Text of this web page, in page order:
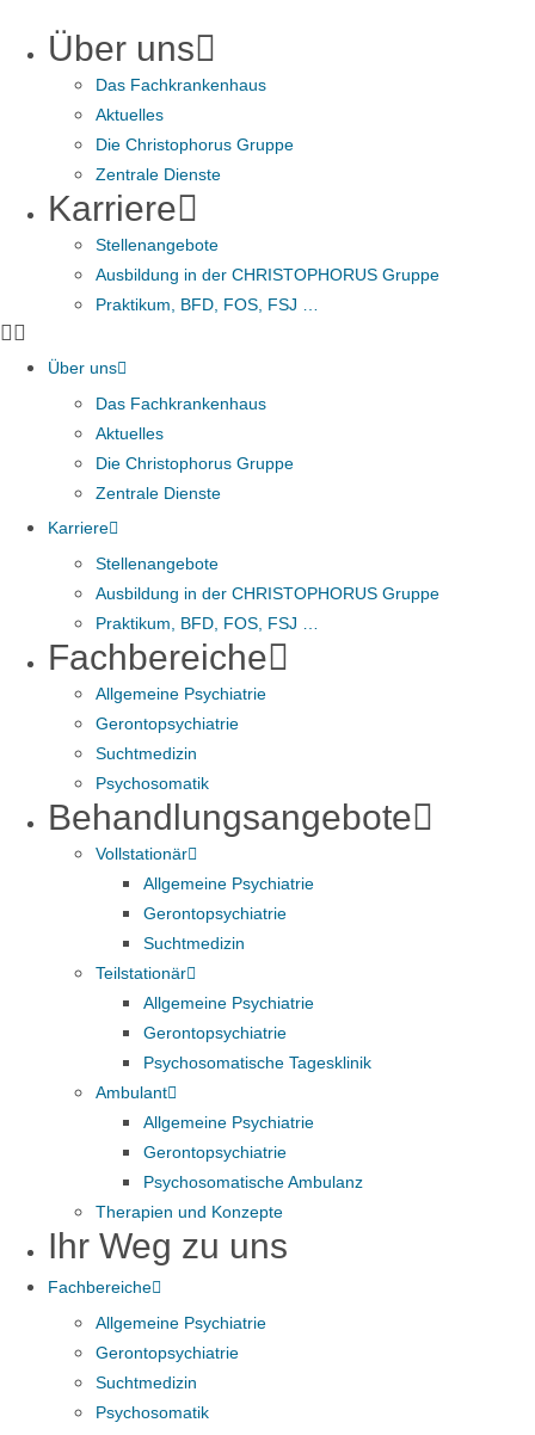
InhaltÜber uns
Das Fachkrankenhaus
Aktuelles
Die Christophorus Gruppe
Zentrale Dienste
Karriere
Stellenangebote
Ausbildung in der CHRISTOPHORUS Gruppe
Praktikum, BFD, FOS, FSJ …
Über uns
Das Fachkrankenhaus
Aktuelles
Die Christophorus Gruppe
Zentrale Dienste
Karriere
Stellenangebote
Ausbildung in der CHRISTOPHORUS Gruppe
Praktikum, BFD, FOS, FSJ …
Fachbereiche
Allgemeine Psychiatrie
Gerontopsychiatrie
Suchtmedizin
Psychosomatik
Behandlungsangebote
Vollstationär
Allgemeine Psychiatrie
Gerontopsychiatrie
Suchtmedizin
Teilstationär
Allgemeine Psychiatrie
Gerontopsychiatrie
Psychosomatische Tagesklinik
Ambulant
Allgemeine Psychiatrie
Gerontopsychiatrie
Psychosomatische Ambulanz
Therapien und Konzepte
Ihr Weg zu uns
Fachbereiche
Allgemeine Psychiatrie
Gerontopsychiatrie
Suchtmedizin
Psychosomatik